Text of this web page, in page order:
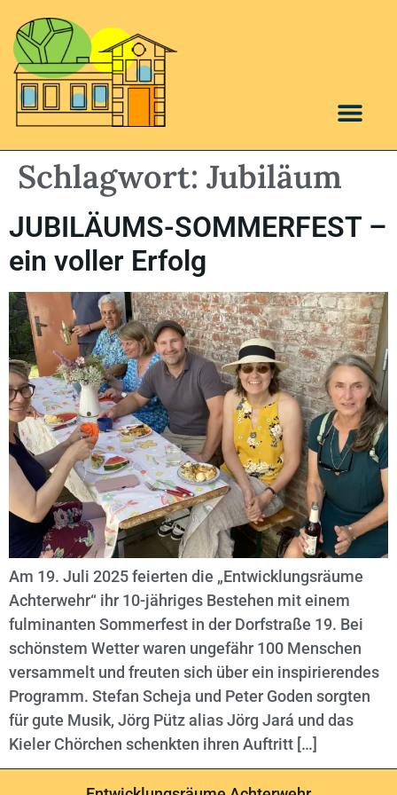
Schlagwort: Jubiläum
JUBILÄUMS-SOMMERFEST –
ein voller Erfolg
Am 19. Juli 2025 feierten die „Entwicklungsräume
Achterwehr“ ihr 10-jähriges Bestehen mit einem
fulminanten Sommerfest in der Dorfstraße 19. Bei
schönstem Wetter waren ungefähr 100 Menschen
versammelt und freuten sich über ein inspirierendes
Programm. Stefan Scheja und Peter Goden sorgten
für gute Musik, Jörg Pütz alias Jörg Jará und das
Kieler Chörchen schenkten ihren Auftritt […]